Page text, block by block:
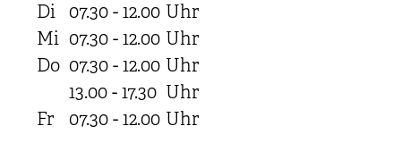
Di
07.30 - 12.00 Uhr
Mi 07.30 - 12.00 Uhr
Do 07.30 - 12.00 Uhr
13.00 - 17.30 Uhr
Fr
07.30 - 12.00 Uhr